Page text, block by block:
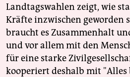
Landtagswahlen zeigt, wie
Kräfte inzwischen geworden
braucht es Zusammenhalt
und vor allem mit den
für eine starke
kooperiert deshalb mit